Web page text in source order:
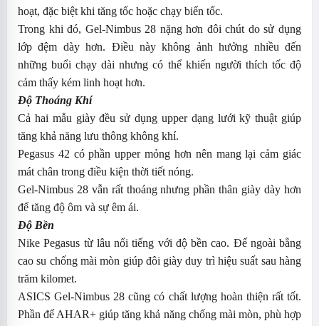
hoạt, đặc biệt khi tăng tốc hoặc chạy biến tốc.
Trong khi đó, Gel-Nimbus 28 nặng hơn đôi chút do sử dụng
lớp đệm dày hơn. Điều này không ảnh hưởng nhiều đến
những buổi chạy dài nhưng có thể khiến người thích tốc độ
cảm thấy kém linh hoạt hơn.
Độ Thoáng Khí
Cả hai mẫu giày đều sử dụng upper dạng lưới kỹ thuật giúp
tăng khả năng lưu thông không khí.
Pegasus 42 có phần upper mỏng hơn nên mang lại cảm giác
mát chân trong điều kiện thời tiết nóng.
Gel-Nimbus 28 vẫn rất thoáng nhưng phần thân giày dày hơn
để tăng độ ôm và sự êm ái.
Độ Bền
Nike Pegasus từ lâu nổi tiếng với độ bền cao. Đế ngoài bằng
cao su chống mài mòn giúp đôi giày duy trì hiệu suất sau hàng
trăm kilomet.
ASICS Gel-Nimbus 28 cũng có chất lượng hoàn thiện rất tốt.
Phần đế AHAR+ giúp tăng khả năng chống mài mòn, phù hợp